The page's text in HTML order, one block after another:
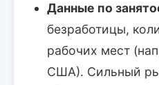
Данные по
безработицы,
рабочих мест
США). Сильный